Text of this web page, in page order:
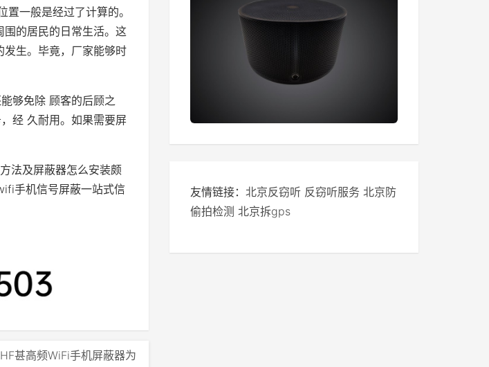
一般是经过了计算的。
的居民的日常生活。这
生。毕竟，厂家能够时
够免除 顾客的后顾之
经 久耐用。如果需要屏
法及屏蔽器怎么安装颇
手机信号屏蔽一站式信
甚高频WiFi手机屏蔽器为
友情链接： 北京反窃听 反窃听服务 北京防
偷拍检测 北京拆gps